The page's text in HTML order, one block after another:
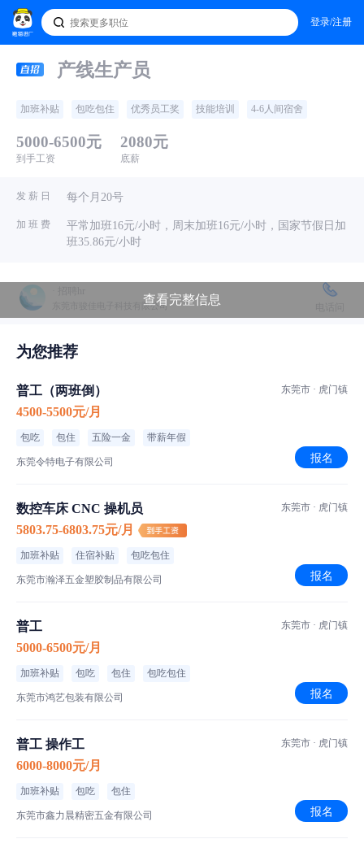
登录/注册
产线生产员
加班补贴 包吃包住 优秀员工奖 技能培训 4-6人间宿舍
5000-6500元
到手工资
2080元
底薪
发 薪 日 每个月20号
加 班 费
平常加班16元/小时，周末加班16元/小时，国家节假日加
班35.86元/小时
东莞市骏佳电子科技有限公司
职位类型 普工/操作工
作业方式 坐班,走动式作业
工作地点 东莞市虎门镇
【薪资详情】
基本工资：2080-5600元/月
工作时长：每天8-11小时，月休4-8天
薪资补充：基本工资2080+全勤50元+加班费（平时加班费17.93元 /
小时，周末加班费23.9元 / 小时）
职位类型：普工/操作工
班次安排：正常班次
车间环境：空调车间
查看完整信息
为您推荐
普工（两班倒）
4500-5500元/月
包吃 包住 五险一金 带薪年假
东莞令特电子有限公司
东莞市 · 虎门镇
报名
数控车床 CNC 操机员
5803.75-6803.75元/月
加班补贴 住宿补贴 包吃包住
东莞市瀚泽五金塑胶制品有限公司
东莞市 · 虎门镇
报名
普工
5000-6500元/月
加班补贴 包吃 包住 包吃包住
东莞市鸿艺包装有限公司
东莞市 · 虎门镇
报名
普工 操作工
6000-8000元/月
加班补贴 包吃 包住
东莞市鑫力晨精密五金有限公司
东莞市 · 虎门镇
报名